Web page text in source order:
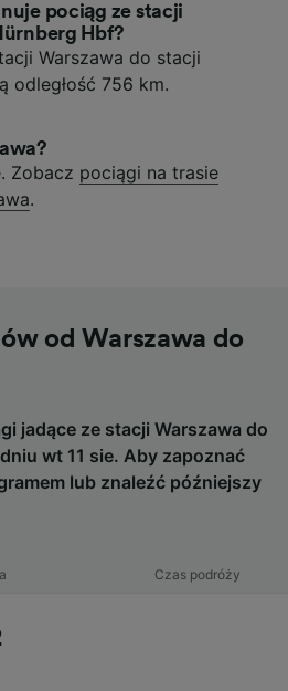
pociąg ze stacji
Hbf?
Warszawa do stacji
odległość 756 km.
Zobacz pociągi na trasie
.
od Warszawa do
jadące ze stacji Warszawa do
wt 11 sie. Aby zapoznać
lub znaleźć późniejszy
Czas podróży